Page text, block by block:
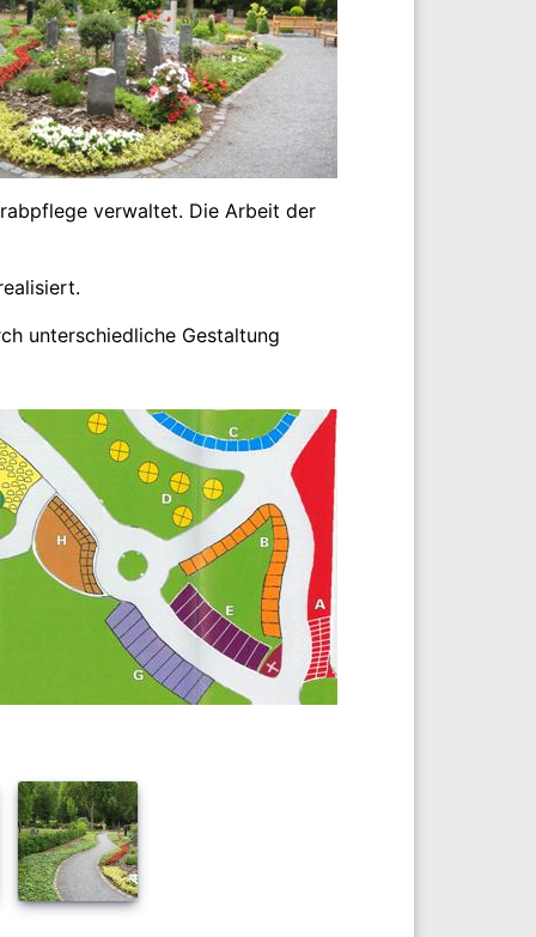
verwaltet. Die Arbeit der
unterschiedliche Gestaltung